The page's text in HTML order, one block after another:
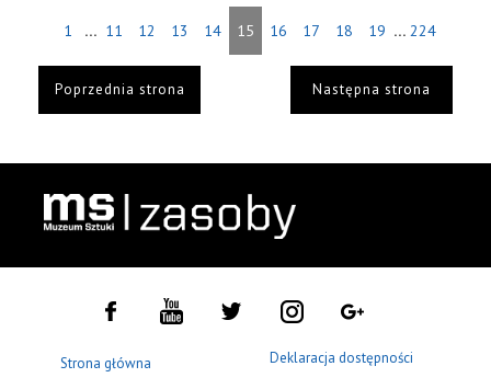
1 ... 11 12 13 14 15 16 17 18 19 ... 224
Poprzednia strona Następna strona
Strona główna Deklaracja dostępności